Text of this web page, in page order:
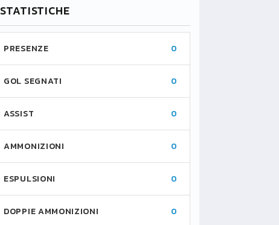
STATISTICHE
PRESENZE 0
GOL SEGNATI 0
ASSIST 0
AMMONIZIONI 0
ESPULSIONI 0
DOPPIE AMMONIZIONI 0